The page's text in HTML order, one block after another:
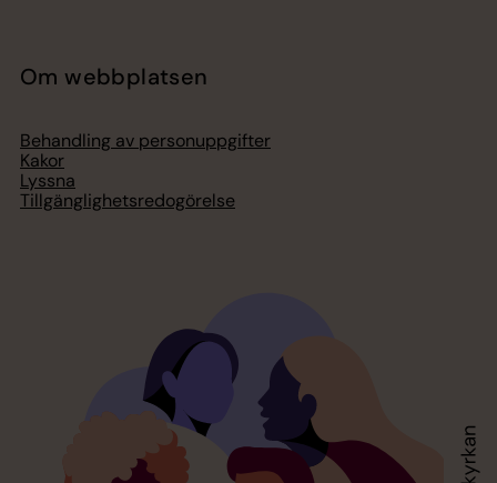
Om webbplatsen
Behandling av personuppgifter
Kakor
Lyssna
Tillgänglighetsredogörelse